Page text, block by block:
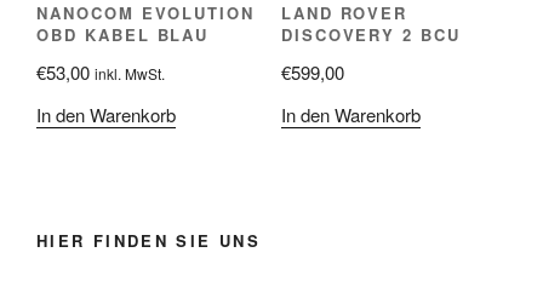
NANOCOM EVOLUTION
OBD KABEL BLAU
€53,00 inkl. MwSt.
In den Warenkorb
LAND ROVER
DISCOVERY 2 BCU
€599,00
In den Warenkorb
HIER FINDEN SIE UNS